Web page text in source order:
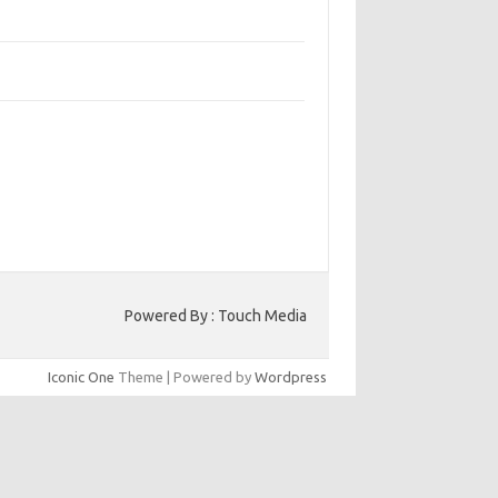
Powered By : Touch Media
Iconic One Theme | Powered by Wordpress